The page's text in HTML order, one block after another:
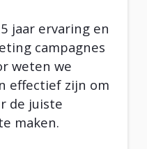
jaar ervaring en
campagnes
weten we
effectief zijn om
de juiste
maken.